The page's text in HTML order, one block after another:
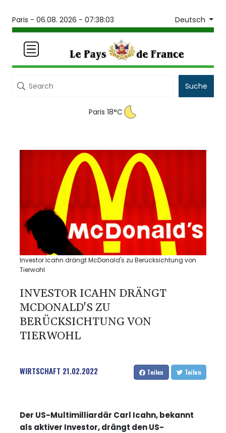
Paris - 06.08. 2026 - 07:38:03 Deutsch
Suche
Paris 18°C
Investor Icahn drängt McDonald's zu Berücksichtung von
Tierwohl
INVESTOR ICAHN DRÄNGT
MCDONALD'S ZU
BERÜCKSICHTUNG VON
TIERWOHL
WIRTSCHAFT 21.02.2022 Teilen Teilen
Der US-Multimilliardär Carl Icahn, bekannt
als aktiver Investor, drängt den US-